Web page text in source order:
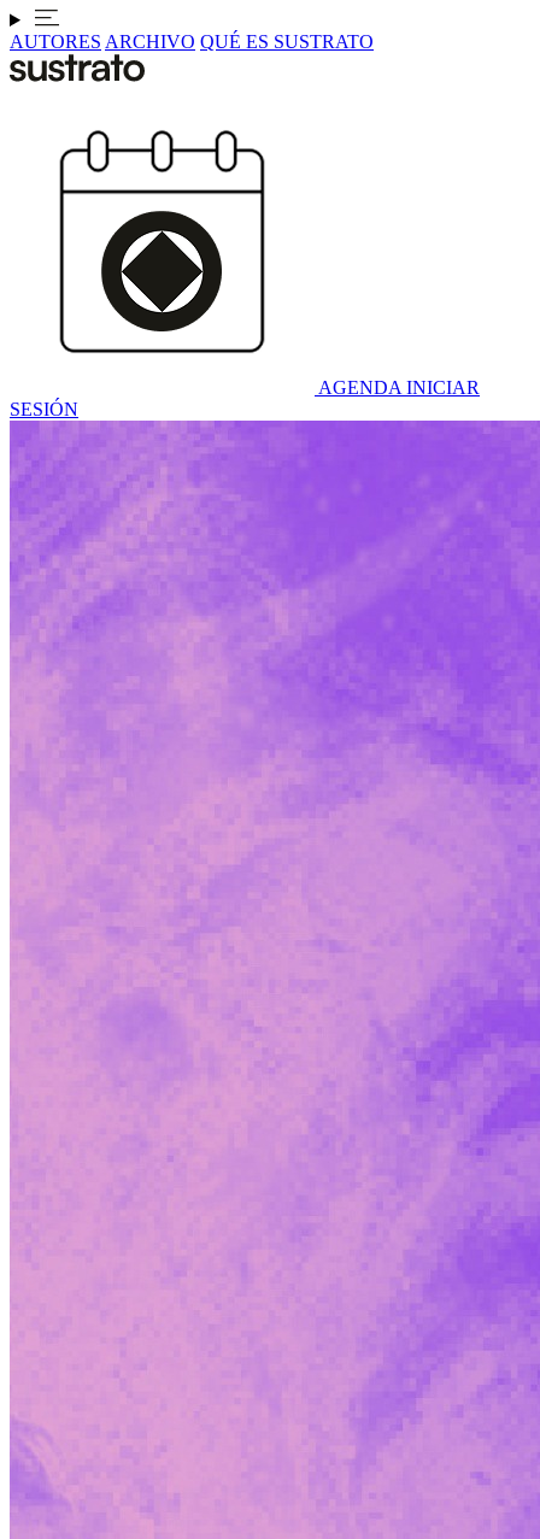
AUTORES ARCHIVO QUÉ ES SUSTRATO
AGENDA INICIAR
SESIÓN